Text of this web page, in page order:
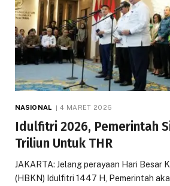
NASIONAL 4 MARET 2026
Idulfitri 2026, Pemerintah
Triliun Untuk THR
JAKARTA: Jelang perayaan Hari Besar
(HBKN) Idulfitri 1447 H, Pemerintah